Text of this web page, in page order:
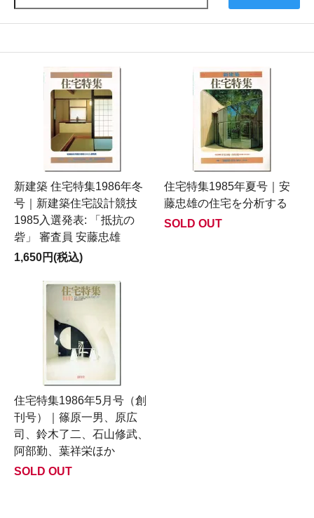
新建築 住宅特集1986年冬
号｜新建築住宅設計競技
1985入選発表: 「抵抗の
砦」 審査員 安藤忠雄
1,650円(税込)
住宅特集1985年夏号｜安
藤忠雄の住宅を分析する
SOLD OUT
住宅特集1986年5月号（創
刊号）｜篠原一男、原広
司、鈴木了二、石山修武、
阿部勤、葉祥栄ほか
SOLD OUT